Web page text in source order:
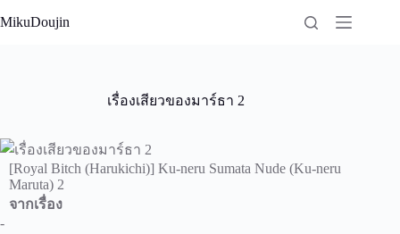
to
MikuDoujin
เรื่องเสียวของมาร์ธา 2
[Royal Bitch (Harukichi)] Ku-neru Sumata Nude (Ku-neru
Maruta) 2
จากเรื่อง
-